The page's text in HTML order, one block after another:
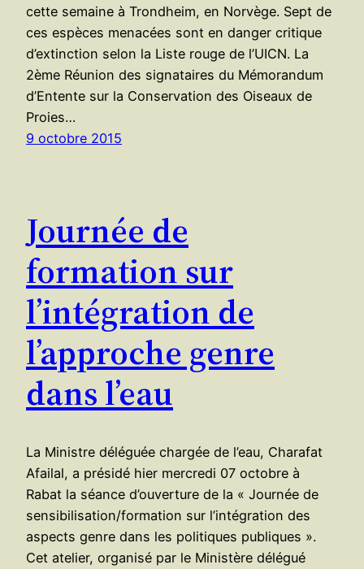
cette semaine à Trondheim, en Norvège. Sept de
ces espèces menacées sont en danger critique
d’extinction selon la Liste rouge de l’UICN. La
2ème Réunion des signataires du Mémorandum
d’Entente sur la Conservation des Oiseaux de
Proies…
9 octobre 2015
Journée de
formation sur
l’intégration de
l’approche genre
dans l’eau
La Ministre déléguée chargée de l’eau, Charafat
Afailal, a présidé hier mercredi 07 octobre à
Rabat la séance d’ouverture de la « Journée de
sensibilisation/formation sur l’intégration des
aspects genre dans les politiques publiques ».
Cet atelier, organisé par le Ministère délégué